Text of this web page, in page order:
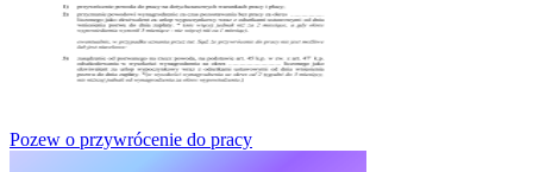
Pozew o przywrócenie do pracy